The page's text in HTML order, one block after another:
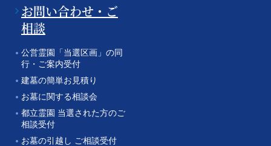
お問い合わせ・ご
相談
公営霊園「当選区画」の同
行・ご案内受付
建墓の簡単お見積り
お墓に関する相談会
都立霊園 当選された方のご
相談受付
お墓の引越し ご相談受付